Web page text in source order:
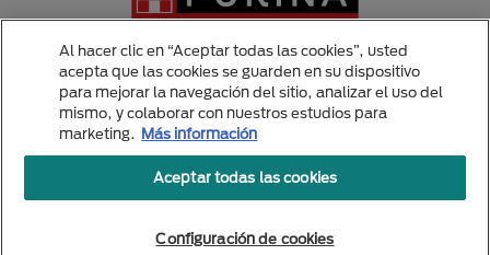
Menu Footer Secundario Purina
All Nestlé Purina trademarks owned by Société des Produits Nestlé S.A.,
Vevey, Switzerland or are used with permission.
Politicas de privacidad
Al hacer clic en “Aceptar todas las cookies”, usted
acepta que las cookies se guarden en su dispositivo
para mejorar la navegación del sitio, analizar el uso del
mismo, y colaborar con nuestros estudios para
marketing. Más información
Configuración de cookies
Aceptar todas las cookies